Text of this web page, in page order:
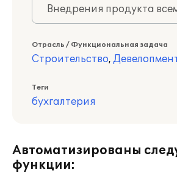
Внедрения продукта
Отрасль / Функциональная задача
Строительство,
Теги
бухгалтерия
Автоматизированы
функции: